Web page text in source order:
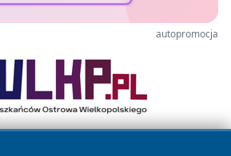
autopromocja